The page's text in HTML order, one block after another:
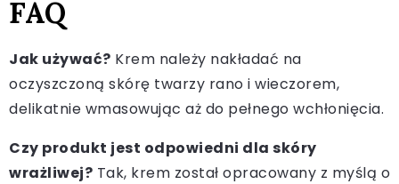
FAQ
Jak używać? Krem należy nakładać na
oczyszczoną skórę twarzy rano i wieczorem,
delikatnie wmasowując aż do pełnego wchłonięcia.
Czy produkt jest odpowiedni dla skóry
wrażliwej? Tak, krem został opracowany z myślą o